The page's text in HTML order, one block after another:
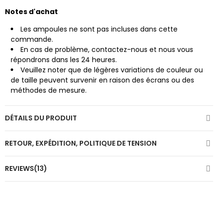
Notes d'achat
Les ampoules ne sont pas incluses dans cette
commande.
En cas de problème, contactez-nous et nous vous
répondrons dans les 24 heures.
Veuillez noter que de légères variations de couleur ou
de taille peuvent survenir en raison des écrans ou des
méthodes de mesure.
DÉTAILS DU PRODUIT
RETOUR, EXPÉDITION, POLITIQUE DE TENSION
REVIEWS(13)